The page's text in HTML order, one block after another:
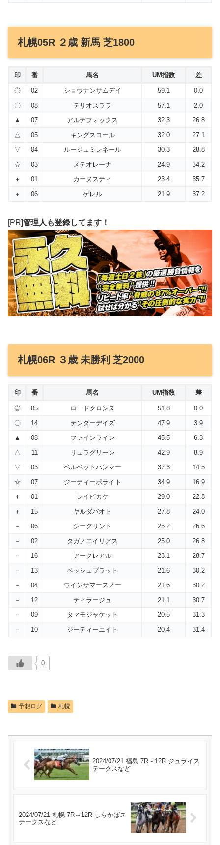
札幌05R ２歳 新馬 芝1800
印 番 馬名 UM指数 差
◎ 02 ショウナンサムデイ 59.1
0.0
〇
08 テリオスララ 57.1
2.0
▲
07 アルデフォックス 32.3
26.8
△
05 キングスコール 32.0
27.1
▽
04 ルージュミレネール 30.3
28.8
☆
03 メテオレーナ 24.9
34.2
＋
01 カーヌスティ 23.4
35.7
＋
06 ゲレル 21.9 37.2
[PR]管理人も登録してます！
札幌06R ３歳 未勝利 芝2000
印 番 馬名 UM指数 差
◎ 05 ロードクロンヌ 51.8
0.0
〇
14 テンダーデイズ 47.9
3.9
▲
08 ファインライン 45.5
6.3
△
11 リュラグリーン 42.9
8.9
▽
03 ベルベットハンマー 37.3
14.5
☆
07 ジーティーポライト 34.9
16.9
＋
01 レイピカケ 29.0
22.8
＋
15 ヤルダバオト 27.8
24.0
－
06 シーグリント 25.2
26.6
－
02 タガノエイリアス 25.0
26.8
－
16 アークレアル 23.1
28.7
－
13 ペッシュプラット 21.6
30.2
－
04 ウインサマースノー 21.6
30.2
－
12 ティラージュ 21.1
30.7
－
09 タマモジャケット 20.5
31.3
－
10 ジーティーエイト 20.4 31.4
0
予想ログ 札幌
2024/07/21 福島 7R～12R ジュライス
テークスなど
2024/07/21 札幌 7R～12R しらかばス
テークスなど